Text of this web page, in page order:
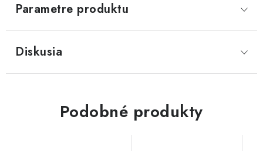
Parametre produktu
Diskusia
Podobné produkty